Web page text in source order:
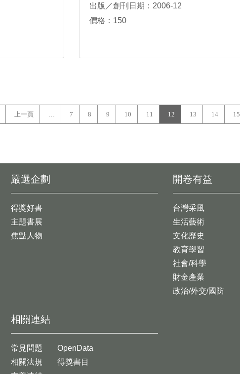
出版／創刊日期：2006-12
價格：150
上一頁 7 8 9 10 11 12 13 14 15
開卷有益
台灣采風
生活藝術
文化歷史
教育學習
社會/科學
財金產業
政治/外交/國防
嚴選企劃
得獎好書
主題書展
焦點人物
相關連結
常見問題
相關法規
OpenData
得獎書目